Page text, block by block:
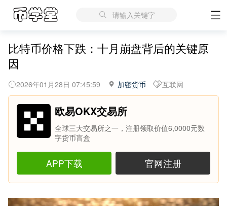
请输入关键字
比特币价格下跌：十月崩盘背后的关键原
因
2026年01月28日 07:45:59 加密货币 互联网
欧易OKX交易所
全球三大交易所之一，注册领取价值6,0000元数
字货币盲盒
APP下载 官网注册